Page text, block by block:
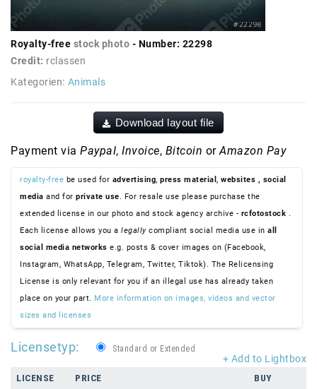
Royalty-free stock photo - Number: 22298
Credit: rclassen
Kategorien: Animals
Download layout file
Payment via Paypal, Invoice, Bitcoin orAmazon Pay
royalty-free be used for advertising, press material , websites , social
media and for private use. For resale use please purchase the
extended license in our photo and stock agency archive - rcfotostock .
Each license allows you a legallycompliant social media use in all
social media networks e.g. posts & cover images on (Facebook,
Instagram, WhatsApp, Telegram, Twitter, Tiktok). The Relicensing
License is only relevant for you if an illegal use has already taken
place on your part. More information on images, videos and vector
sizes and licenses
+ Add to Lightbox
Licensetyp: Standard or Extended
LICENSE PRICE
BUY